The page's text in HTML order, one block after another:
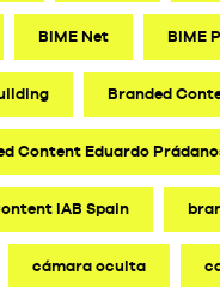
BIME Net BIME
Branded
Content Eduardo
IAB Spain
cámara oculta